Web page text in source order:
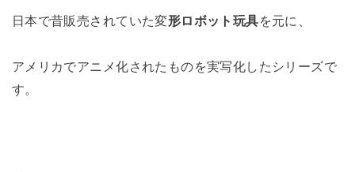
日本で昔販売されていた変形ロボット玩具を元に、
アメリカでアニメ化されたものを実写化したシリーズで
す。